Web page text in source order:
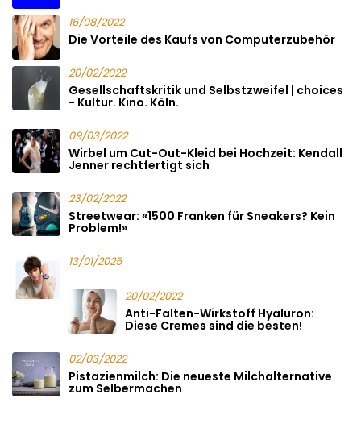
16/08/2022
Die Vorteile des Kaufs von Computerzubehör
20/02/2022
Gesellschaftskritik und Selbstzweifel | choices
- Kultur. Kino. Köln.
09/03/2022
Wirbel um Cut-Out-Kleid bei Hochzeit: Kendall
Jenner rechtfertigt sich
23/02/2022
Streetwear: «1500 Franken für Sneakers? Kein
Problem!»
13/01/2025
20/02/2022
Anti-Falten-Wirkstoff Hyaluron:
Diese Cremes sind die besten!
02/03/2022
Pistazienmilch: Die neueste Milchalternative
zum Selbermachen